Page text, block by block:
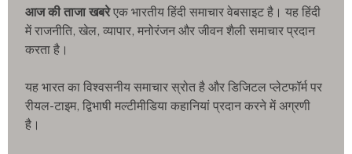
आज की ताजा खबरेएक भारतीय हिंदी समाचार वेबसाइट है। यह हिंदी
में राजनीति, खेल, व्यापार, मनोरंजन और जीवन शैली समाचार प्रदान
करता है।
यह भारत का विश्वसनीय समाचार स्रोत है और डिजिटल प्लेटफॉर्म पर
रीयल-टाइम, द्विभाषी मल्टीमीडिया कहानियां प्रदान करने में अग्रणी
है।